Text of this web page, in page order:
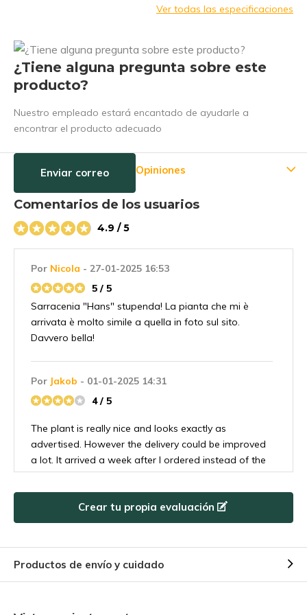
Ver todas las especificaciones
¿Tiene alguna pregunta sobre este
producto?
Nuestro empleado estará encantado de ayudarle a
encontrar el producto adecuado
Enviar correo Opiniones
Comentarios de los usuarios
4.9 / 5
Por Nicola - 27-01-2025 16:53
5 / 5
Sarracenia "Hans" stupenda! La pianta che mi è
arrivata è molto simile a quella in foto sul sito.
Davvero bella!
Por Jakob - 01-01-2025 14:31
4 / 5
The plant is really nice and looks exactly as
advertised. However the delivery could be improved
a lot. It arrived a week after I ordered instead of the
2-3 days that was advertised. And the company that
took over the delivery in Sweden, DB Schenker, did
not do a good job. They didn’t deliver to me in
person even though it explicitly said to do so on the
there being a huge sticker on the package saying
which side should be up. Please reconsider using DB
Crear tu propia evaluación
Productos de envío y cuidado